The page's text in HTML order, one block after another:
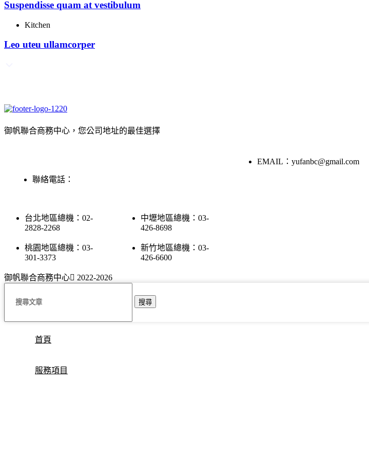
Suspendisse quam at vestibulum
Kitchen
Leo uteu ullamcorper
御帆聯合商務中心，您公司地址的最佳選擇
聯絡電話：
台北地區總機：02-
2828-2268
桃園地區總機：03-
301-3373
中壢地區總機：03-
426-8698
新竹地區總機：03-
426-6600
EMAIL：yufanbc@gmail.com
御帆聯合商務中心 2022-2026
搜尋
首頁
服務項目